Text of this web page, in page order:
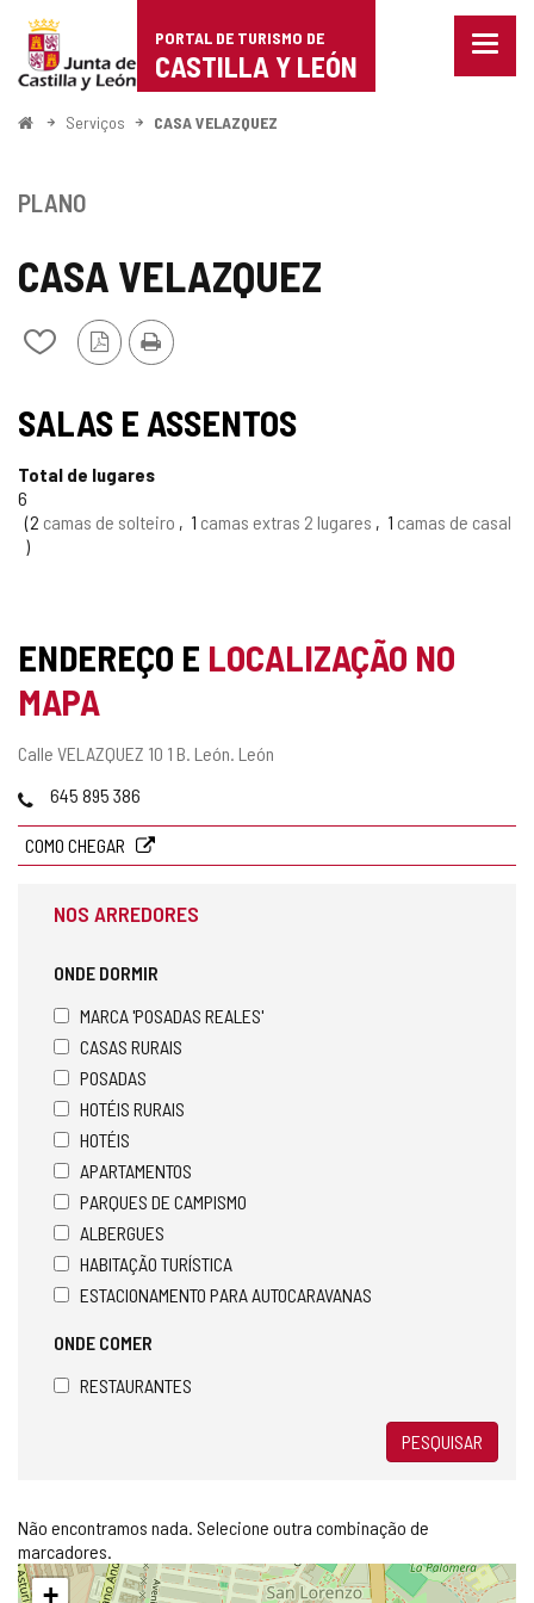
Portal
de
Turismo
Castilla
León
PORTAL DE TURISMO DE
CASTILLA Y LEÓN
Menu
ComeçoServiços CASA VELAZQUEZ
CASA VELAZQUEZ
Adicionar
de
meus
Versão
PDF
Imprimir
PLANO
SALAS E ASSENTOS
Total de lugares
6
2 camas de solteiro 1 camas extras 2 lugares 1 camas de casal
ENDEREÇO E LOCALIZAÇÃO NO
MAPA
Endereço
Calle VELAZQUEZ 10 1 B. León. León
Telefones
645 895 386
COMO CHEGAR
NOS ARREDORES
ONDE DORMIR
MARCA 'POSADAS REALES'
CASAS RURAIS
POSADAS
HOTÉIS RURAIS
HOTÉIS
APARTAMENTOS
PARQUES DE CAMPISMO
ALBERGUES
HABITAÇÃO TURÍSTICA
ESTACIONAMENTO PARA AUTOCARAVANAS
ONDE COMER
RESTAURANTES
PESQUISAR
Não encontramos nada. Selecione outra combinação de
marcadores.
Pular
mapa
+